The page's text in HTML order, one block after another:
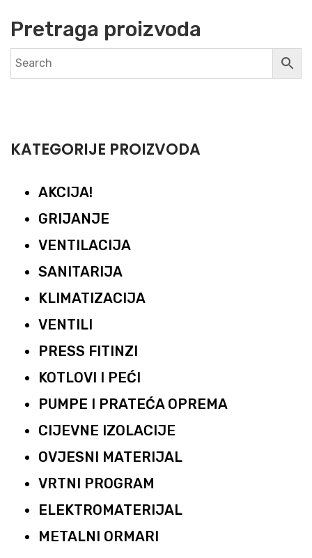
Pretraga proizvoda
KATEGORIJE PROIZVODA
AKCIJA!
GRIJANJE
VENTILACIJA
SANITARIJA
KLIMATIZACIJA
VENTILI
PRESS FITINZI
KOTLOVI I PEĆI
PUMPE I PRATEĆA OPREMA
CIJEVNE IZOLACIJE
OVJESNI MATERIJAL
VRTNI PROGRAM
ELEKTROMATERIJAL
METALNI ORMARI